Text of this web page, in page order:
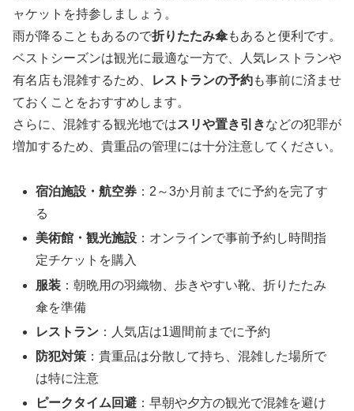
ャケットを持参しましょう。
雨が降ることもあるので折りたたみ傘もあると便利です。
ベストシーズンは観光に最適な一方で、人気レストランや
有名店も混雑するため、
レストランの予約も事前に済ませ
ておくことをおすすめします。
さらに、混雑する観光地ではスリや置き引きなどの犯罪が
増加するため、貴重品の管理には十分注意してください。
宿泊施設・航空券 ：2～3か月前までに予約を完了す
る
美術館・観光施設 ：オンラインで事前予約し時間指
定チケットを購入
服装 ：朝晩用の羽織物、歩きやすい靴、折りたたみ
傘を準備
レストラン ：人気店は1週間前までに予約
防犯対策 ：貴重品は分散して持ち、混雑した場所で
は特に注意
ピークタイム回避 ：早朝や夕方の観光で混雑を避け